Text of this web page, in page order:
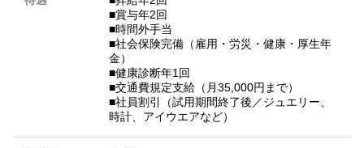
■賞与年2回
■時間外手当
■社会保険完備（雇用・労災・健康・厚生年
金）
■健康診断年1回
■交通費規定支給（月35,000円まで）
■社員割引（試用期間終了後／ジュエリー、
時計、アイウエアなど）